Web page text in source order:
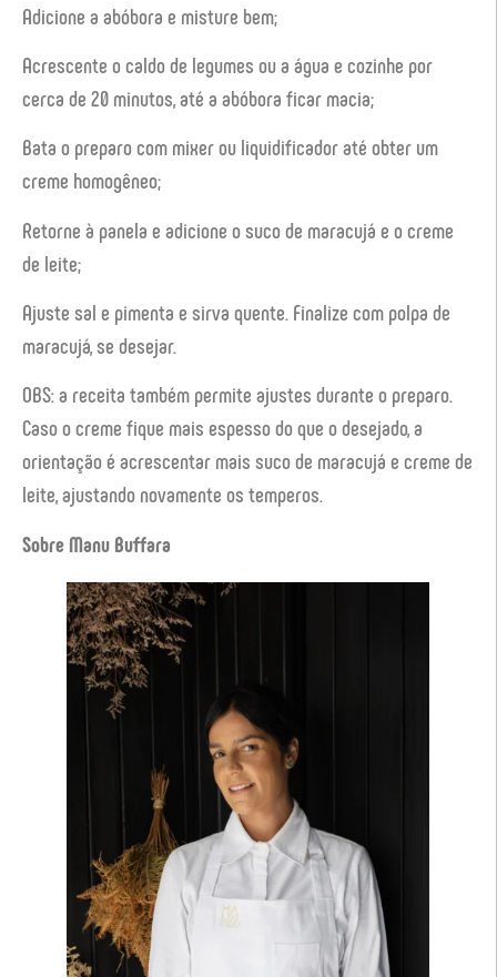
Adicione a abóbora e misture bem;
Acrescente o caldo de legumes ou a água e cozinhe por
cerca de 20 minutos, até a abóbora ficar macia;
Bata o preparo com mixer ou liquidificador até obter um
creme homogêneo;
Retorne à panela e adicione o suco de maracujá e o creme
de leite;
Ajuste sal e pimenta e sirva quente. Finalize com polpa de
maracujá, se desejar.
OBS: a receita também permite ajustes durante o preparo.
Caso o creme fique mais espesso do que o desejado, a
orientação é acrescentar mais suco de maracujá e creme de
leite, ajustando novamente os temperos.
Sobre Manu Buffara